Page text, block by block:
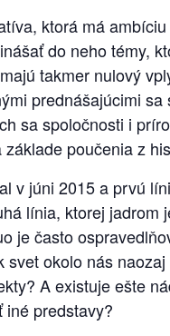
ktorá má
do neho témy,
takmer nulový
prednášajúcimi
sa spoločnosti i
poučenia z
v júni 2015 a prvú
línia, ktorej jadrom
je často
svet okolo nás
A existuje ešte
iné predstavy?